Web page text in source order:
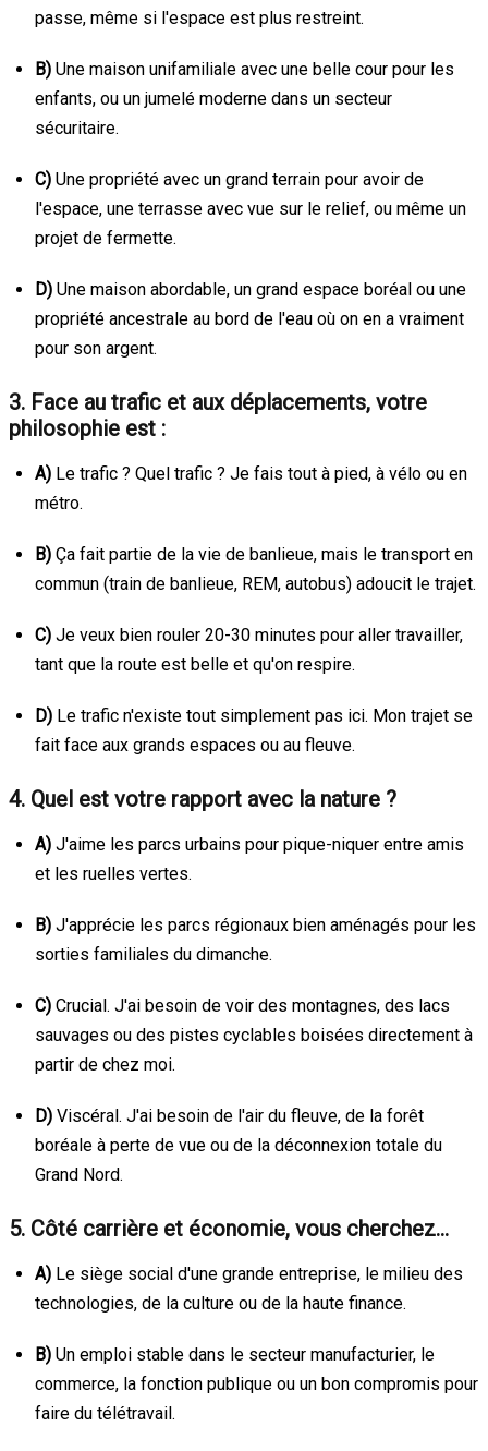
passe, même si l'espace est plus restreint.
B) Une maison unifamiliale avec une belle cour pour les
enfants, ou un jumelé moderne dans un secteur
sécuritaire.
C) Une propriété avec un grand terrain pour avoir de
l'espace, une terrasse avec vue sur le relief, ou même un
projet de fermette.
D) Une maison abordable, un grand espace boréal ou une
propriété ancestrale au bord de l'eau où on en a vraiment
pour son argent.
3. Face au trafic et aux déplacements, votre
philosophie est :
A) Le trafic ? Quel trafic ? Je fais tout à pied, à vélo ou en
métro.
B) Ça fait partie de la vie de banlieue, mais le transport en
commun (train de banlieue, REM, autobus) adoucit le trajet.
C) Je veux bien rouler 20-30 minutes pour aller travailler,
tant que la route est belle et qu'on respire.
D) Le trafic n'existe tout simplement pas ici. Mon trajet se
fait face aux grands espaces ou au fleuve.
4. Quel est votre rapport avec la nature ?
A) J'aime les parcs urbains pour pique-niquer entre amis
et les ruelles vertes.
B) J'apprécie les parcs régionaux bien aménagés pour les
sorties familiales du dimanche.
C) Crucial. J'ai besoin de voir des montagnes, des lacs
sauvages ou des pistes cyclables boisées directement à
partir de chez moi.
D) Viscéral. J'ai besoin de l'air du fleuve, de la forêt
boréale à perte de vue ou de la déconnexion totale du
Grand Nord.
5. Côté carrière et économie, vous cherchez…
A) Le siège social d'une grande entreprise, le milieu des
technologies, de la culture ou de la haute finance.
B) Un emploi stable dans le secteur manufacturier, le
commerce, la fonction publique ou un bon compromis pour
faire du télétravail.